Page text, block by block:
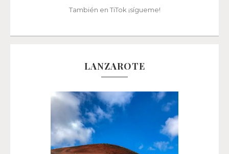
También en TiTok ¡sígueme!
LANZAROTE